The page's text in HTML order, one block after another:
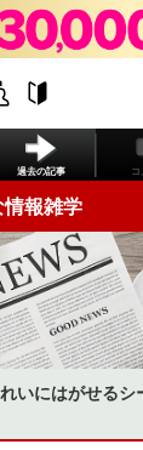
過去の記事 コ
報雑学
いにはがせるシ